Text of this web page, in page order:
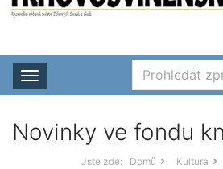
Rozbalit nabídku
Novinky ve fondu
Jste zde: Domů Kultura